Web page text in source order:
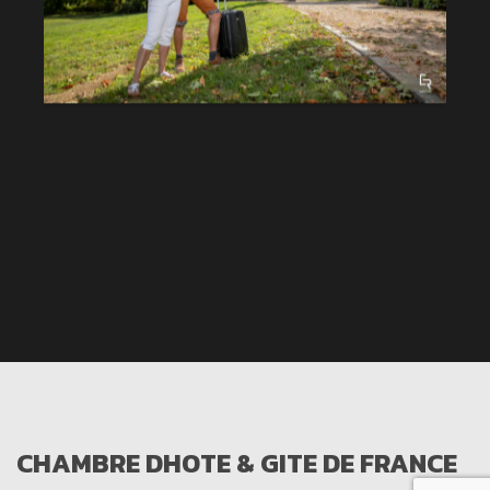
CHAMBRE DHOTE & GITE DE FRANCE